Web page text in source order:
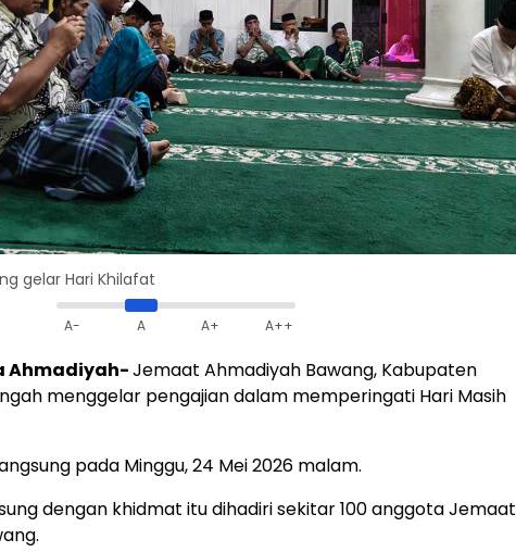
gelar Hari Khilafat
A- A A+ A++
Ahmadiyah-Jemaat Ahmadiyah Bawang, Kabupaten
menggelar pengajian dalam memperingati Hari Masih
pada Minggu, 24 Mei 2026 malam.
dengan khidmat itu dihadiri sekitar 100 anggota Jemaat